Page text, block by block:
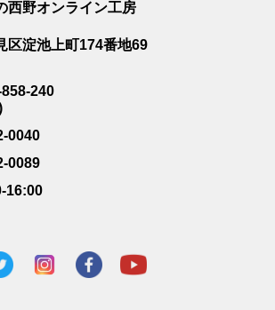
野オンライン工房
区淀池上町174番地69
858-240
0040
0089
16:00